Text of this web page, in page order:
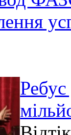
Ребус